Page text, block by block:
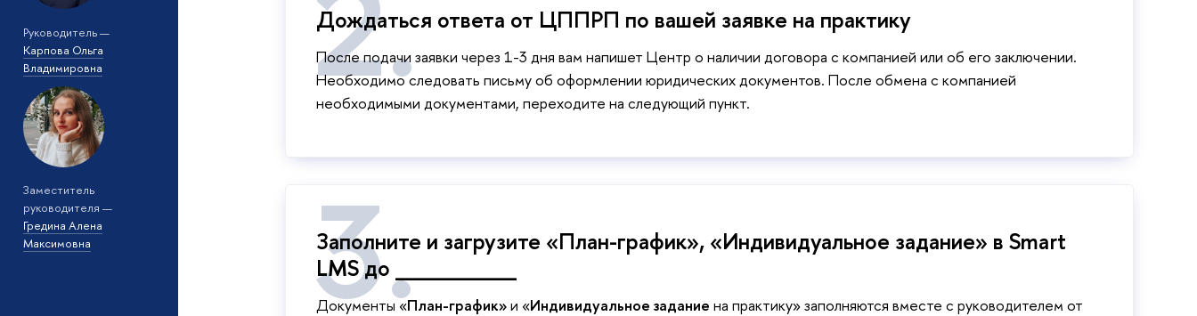
Руководитель —
Карпова Ольга
Владимировна
Заместитель
руководителя —
Гредина Алена
Максимовна
Дождаться ответа от ЦППРП по вашей заявке на практику
После подачи заявки через 1-3 дня вам напишет Центр о наличии договора с компанией или об его заключении.
Необходимо следовать письму об оформлении юридических документов. После обмена с компанией
необходимыми документами, переходите на следующий пункт.
Заполните и загрузите «План-график», «Индивидуальное задание» в Smart
LMS до ________
Документы «План-график»и «Индивидуальное задание на практику» заполняются вместе с руководителем от